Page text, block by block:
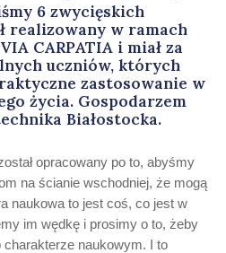
6 zwycięskich
realizowany w ramach
CARPATIA imiał za
uczniów, których
zastosowanie w
życia. Gospodarzem
Białostocka.
opracowany po to, abyśmy
na ścianie wschodniej, że mogą
naukowa to jest coś, co jest w
im wędkę i prosimy o to, żeby
naukowym. I to